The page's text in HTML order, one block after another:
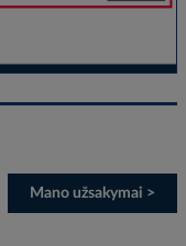
Mano užsakymai >